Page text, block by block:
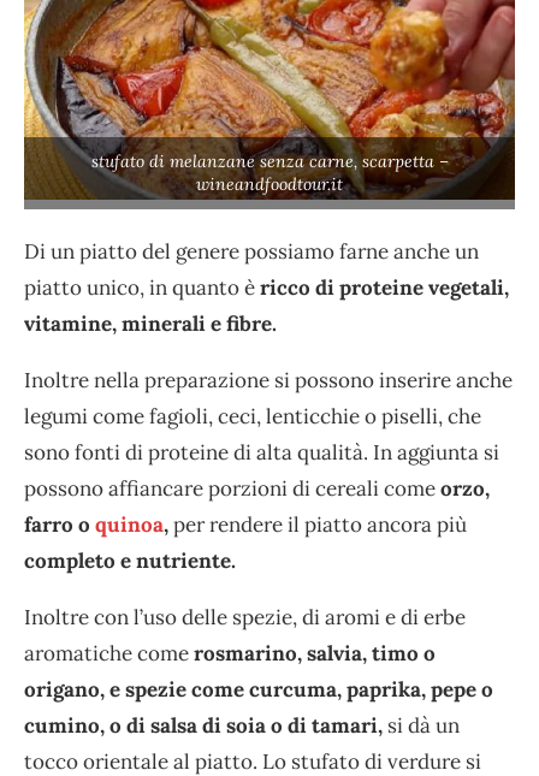
stufato di melanzane senza carne, scarpetta –
wineandfoodtour.it
Di un piatto del genere possiamo farne anche un
piatto unico, in quanto èricco di proteine vegetali,
vitamine, minerali e fibre.
Inoltre nella preparazione si possono inserire anche
legumi come fagioli, ceci, lenticchie o piselli, che
sono fonti di proteine di alta qualità. In aggiunta si
possono affiancare porzioni di cereali comeorzo,
farro o quinoa,per rendere il piatto ancora più
completo e nutriente.
Inoltre con l’uso delle spezie, di aromi e di erbe
aromatiche comerosmarino, salvia, timo o
origano, e spezie come curcuma, paprika, pepe o
cumino, o di salsa di soia o di tamari, si dà un
tocco orientale al piatto. Lo stufato di verdure si